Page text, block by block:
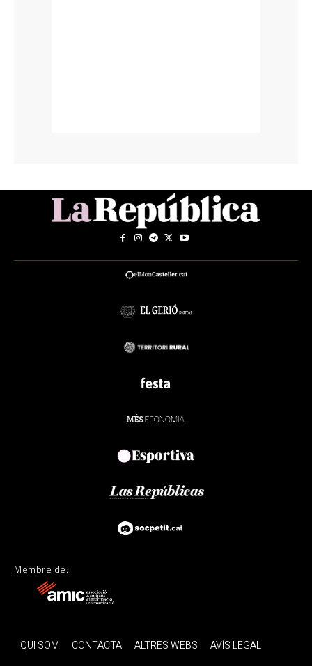
Membre de:
QUI SOM CONTACTA ALTRES WEBS AVÍS LEGAL